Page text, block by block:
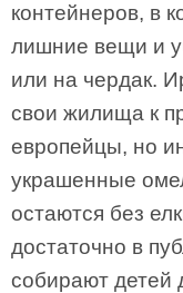
контейнеров, в
лишние вещи и
или на чердак.
свои жилища к
европейцы, но
украшенные
остаются без
достаточно в
собирают детей